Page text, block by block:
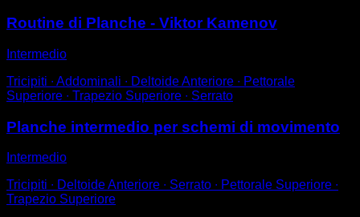
Routine di Planche - Viktor Kamenov
Intermedio
Tricipiti ∙ Addominali ∙ Deltoide Anteriore ∙ Pettorale
Superiore ∙ Trapezio Superiore ∙ Serrato
Planche intermedio per schemi di movimento
Intermedio
Tricipiti ∙ Deltoide Anteriore ∙ Serrato ∙ Pettorale Superiore ∙
Trapezio Superiore